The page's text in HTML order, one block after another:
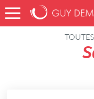
Accueil Recettes